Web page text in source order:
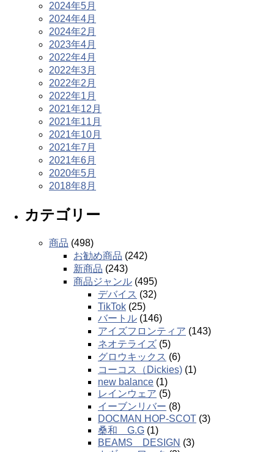
2024年5月
2024年4月
2024年2月
2023年4月
2022年4月
2022年3月
2022年2月
2022年1月
2021年12月
2021年11月
2021年10月
2021年7月
2021年6月
2020年5月
2018年8月
カテゴリー
商品 (498)
お勧め商品 (242)
新商品 (243)
商品ジャンル (495)
デバイス (32)
TikTok (25)
バートル (146)
アイズフロンティア (143)
ネオテライズ (5)
グロウキックス (6)
コーコス（Dickies) (1)
new balance (1)
レインウェア (5)
イーブンリバー (8)
DOCMAN HOP-SCOT (3)
桑和 G.G (1)
BEAMS DESIGN (3)